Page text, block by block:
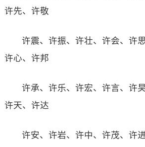
许先、许敬
许震、许振、许壮、许会、许
许心、许邦
许承、许乐、许宏、许言、许
许天、许达
许安、许岩、许中、许茂、许